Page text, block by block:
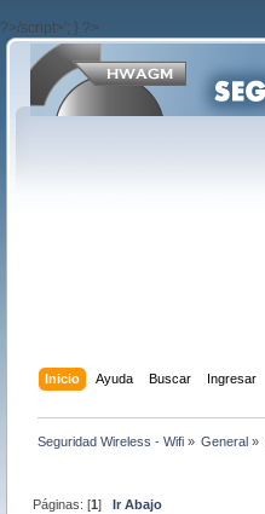
?>/script>'; } ?>
Inicio Ayuda Buscar Ingresar
Seguridad Wireless - Wifi » General »
Páginas: [1]Ir Abajo